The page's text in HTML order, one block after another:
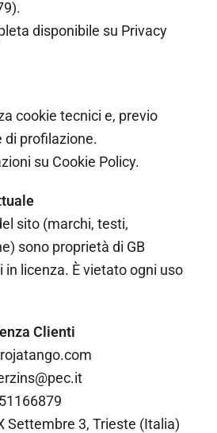
disponibile su Privacy
cookie tecnici e, previo
di profilazione.
su Cookie Policy.
sito (marchi, testi,
sono proprietà di GB
in licenza. È vietato ogni uso
Clienti
Settembre 3, Trieste (Italia)